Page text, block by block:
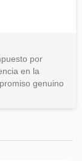
por
en la
genuino